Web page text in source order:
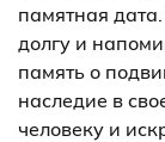
памятная
долгу и
память о
наследие в
человеку и